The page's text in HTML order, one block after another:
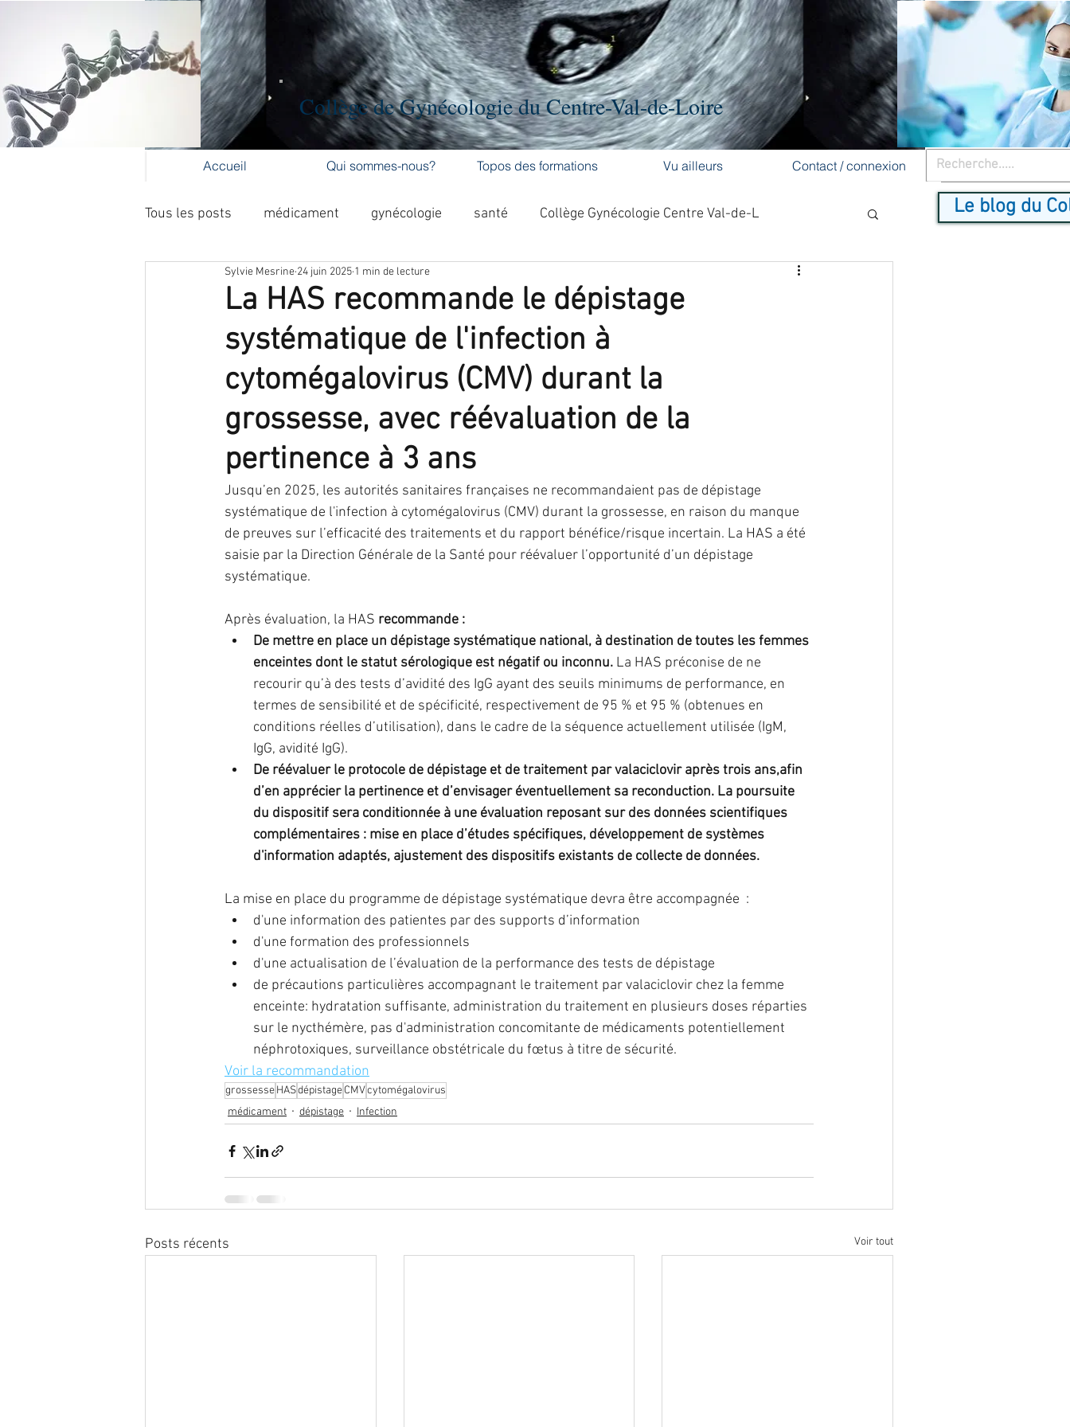
Collège de Gynécologie du Centre-Val-de-Loire
Accueil Qui sommes-nous? Topos des formations Vu ailleurs Contact / connexion
Tous les posts médicament gynécologie santé Collège Gynécologie Centre Val-de-L
Formation médicale continue activité physique cancer du sein
cancer du col cancer de l'ovaire contraception contraception
fausse-couche grossesse
oncogénétique PMA préservation de fertilité
reproduction Traitement hormonal de ménopause
La HAS recommande le dépistage
systématique de l'infection à
cytomégalovirus (CMV) durant la
grossesse, avec réévaluation de la
pertinence à 3 ans
Sylvie Mesrine 24 juin 2025 1 min de lecture
Jusqu’en 2025, les autorités sanitaires françaises ne recommandaient pas de dépistage
systématique de l'infection à cytomégalovirus (CMV) durant la grossesse, en raison du manque
de preuves sur l’efficacité des traitements et du rapport bénéfice/risque incertain. La HAS a été
saisie par la Direction Générale de la Santé pour réévaluer l’opportunité d’un dépistage
systématique.
Après évaluation, la HAS recommande :
De mettre en place un dépistage systématique national, à destination de toutes les femmes
enceintes dont le statut sérologique est négatif ou inconnu. La HAS préconise de ne
recourir qu’à des tests d’avidité des IgG ayant des seuils minimums de performance, en
termes de sensibilité et de spécificité, respectivement de 95 % et 95 % (obtenues en
conditions réelles d’utilisation), dans le cadre de la séquence actuellement utilisée (IgM,
IgG, avidité IgG).
De réévaluer le protocole de dépistage et de traitement par valaciclovir après trois ans,afin
d’en apprécier la pertinence et d’envisager éventuellement sa reconduction. La poursuite
du dispositif sera conditionnée à une évaluation reposant sur des données scientifiques
complémentaires : mise en place d’études spécifiques, développement de systèmes
d'information adaptés, ajustement des dispositifs existants de collecte de données.
La mise en place du programme de dépistage systématique devra être accompagnée  :
d'une information des patientes par des supports d’information
d'une formation des professionnels
d'une actualisation de l’évaluation de la performance des tests de dépistage
de précautions particulières accompagnant le traitement par valaciclovir chez la femme
enceinte: hydratation suffisante, administration du traitement en plusieurs doses réparties
sur le nycthémère, pas d'administration concomitante de médicaments potentiellement
néphrotoxiques, surveillance obstétricale du fœtus à titre de sécurité.
Voir la recommandation
grossesseHASdépistageCMVcytomégalovirus
médicament
dépistage Infection
Posts récents Voir tout
Le blog du